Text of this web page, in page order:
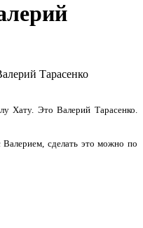
Тарасенко
Хату. Это Валерий Тарасенко.
Валерием, сделать это можно по